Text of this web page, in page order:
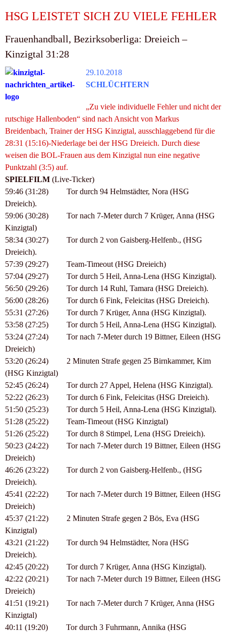
HSG LEISTET SICH ZU VIELE FEHLER
Frauenhandball, Bezirksoberliga: Dreieich –
Kinzigtal 31:28
29.10.2018
SCHLÜCHTERN
„Zu viele individuelle Fehler und nicht der
rutschige Hallenboden“ sind nach Ansicht von Markus
Breidenbach, Trainer der HSG Kinzigtal, ausschlaggebend für die
28:31 (15:16)-Niederlage bei der HSG Dreieich. Durch diese
weisen die BOL-Frauen aus dem Kinzigtal nun eine negative
Punktzahl (3:5) auf.
SPIELFILM (Live-Ticker)
59:46 (31:28) Tor durch 94 Helmstädter, Nora (HSG
Dreieich).
59:06 (30:28) Tor nach 7-Meter durch 7 Krüger, Anna (HSG
Kinzigtal)
58:34 (30:27) Tor durch 2 von Gaisberg-Helfenb., (HSG
Dreieich).
57:39 (29:27) Team-Timeout (HSG Dreieich)
57:04 (29:27) Tor durch 5 Heil, Anna-Lena (HSG Kinzigtal).
56:50 (29:26) Tor durch 14 Ruhl, Tamara (HSG Dreieich).
56:00 (28:26) Tor durch 6 Fink, Feleicitas (HSG Dreieich).
55:31 (27:26) Tor durch 7 Krüger, Anna (HSG Kinzigtal).
53:58 (27:25) Tor durch 5 Heil, Anna-Lena (HSG Kinzigtal).
53:24 (27:24) Tor nach 7-Meter durch 19 Bittner, Eileen (HSG
Dreieich)
53:20 (26:24) 2 Minuten Strafe gegen 25 Birnkammer, Kim
(HSG Kinzigtal)
52:45 (26:24) Tor durch 27 Appel, Helena (HSG Kinzigtal).
52:22 (26:23) Tor durch 6 Fink, Feleicitas (HSG Dreieich).
51:50 (25:23) Tor durch 5 Heil, Anna-Lena (HSG Kinzigtal).
51:28 (25:22) Team-Timeout (HSG Kinzigtal)
51:26 (25:22) Tor durch 8 Stimpel, Lena (HSG Dreieich).
50:23 (24:22) Tor nach 7-Meter durch 19 Bittner, Eileen (HSG
Dreieich)
46:26 (23:22) Tor durch 2 von Gaisberg-Helfenb., (HSG
Dreieich).
45:41 (22:22) Tor nach 7-Meter durch 19 Bittner, Eileen (HSG
Dreieich)
45:37 (21:22) 2 Minuten Strafe gegen 2 Bös, Eva (HSG
Kinzigtal)
43:21 (21:22) Tor durch 94 Helmstädter, Nora (HSG
Dreieich).
42:45 (20:22) Tor durch 7 Krüger, Anna (HSG Kinzigtal).
42:22 (20:21) Tor nach 7-Meter durch 19 Bittner, Eileen (HSG
Dreieich)
41:51 (19:21) Tor nach 7-Meter durch 7 Krüger, Anna (HSG
Kinzigtal)
40:11 (19:20) Tor durch 3 Fuhrmann, Annika (HSG